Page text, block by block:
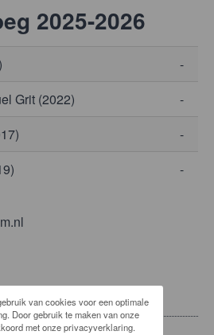
2025-2026
-
Grit (2022)
-
-
-
van cookies voor een optimale
Door gebruik te maken van onze
met onze privacyverklaring.